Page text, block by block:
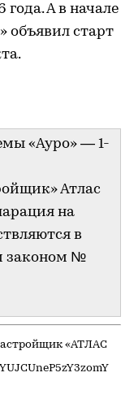
года. А в начале
объявил старт
«Ауро» — 1-
Атлас
на
в
законом №
«АТЛАС